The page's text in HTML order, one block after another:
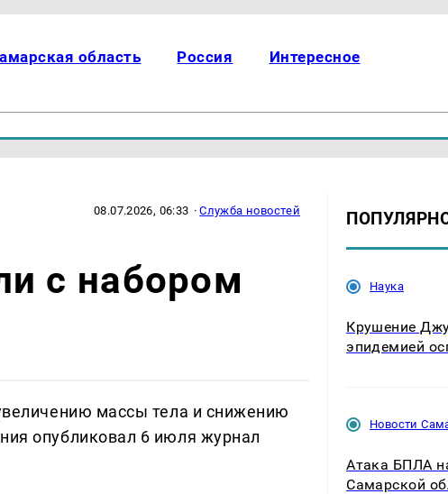
область Россия Интересное
08.07.2026, 06:33 ·Служба новостей
с набором
массы тела и снижению
опубликовал 6 июля журнал
Наука
Крушение
эпидемией
Новости
Атака БПЛА
Самарской